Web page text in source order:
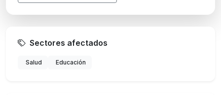
Sectores afectados
Salud Educación